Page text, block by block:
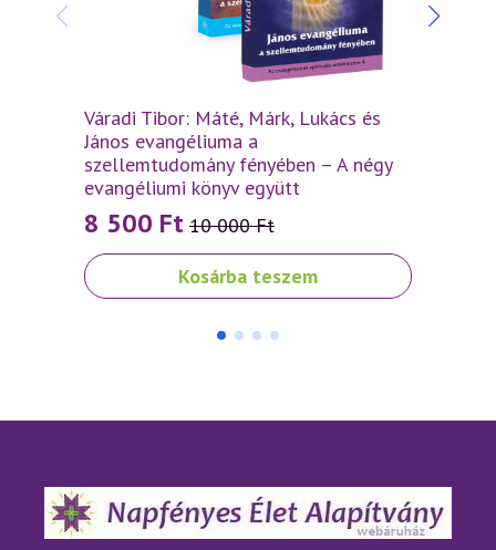
Váradi Tibor: Máté, Márk, Lukács és
János evangéliuma a
szellemtudomány fényében – A négy
evangéliumi könyv együtt
10 000Ft
Original
price
was:
8 500 Ft
Current
price
is:
Kosárba teszem